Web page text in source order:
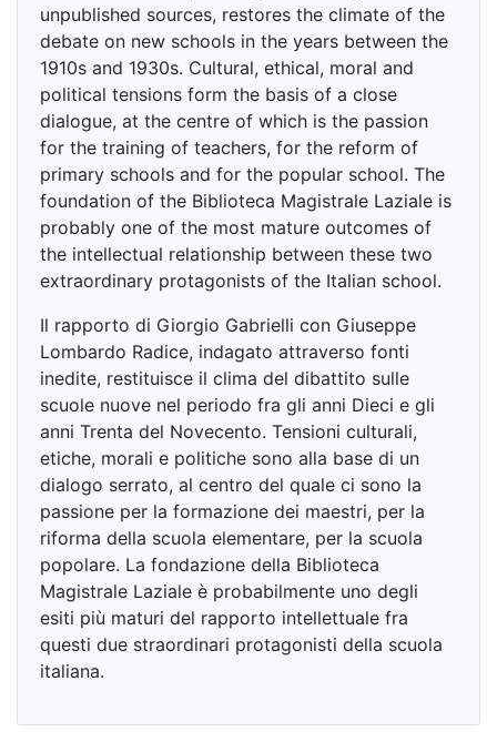
unpublished sources, restores the climate of the
debate on new schools in the years between the
1910s and 1930s. Cultural, ethical, moral and
political tensions form the basis of a close
dialogue, at the centre of which is the passion
for the training of teachers, for the reform of
primary schools and for the popular school. The
foundation of the Biblioteca Magistrale Laziale is
probably one of the most mature outcomes of
the intellectual relationship between these two
extraordinary protagonists of the Italian school.
Il rapporto di Giorgio Gabrielli con Giuseppe
Lombardo Radice, indagato attraverso fonti
inedite, restituisce il clima del dibattito sulle
scuole nuove nel periodo fra gli anni Dieci e gli
anni Trenta del Novecento. Tensioni culturali,
etiche, morali e politiche sono alla base di un
dialogo serrato, al centro del quale ci sono la
passione per la formazione dei maestri, per la
riforma della scuola elementare, per la scuola
popolare. La fondazione della Biblioteca
Magistrale Laziale è probabilmente uno degli
esiti più maturi del rapporto intellettuale fra
questi due straordinari protagonisti della scuola
italiana.